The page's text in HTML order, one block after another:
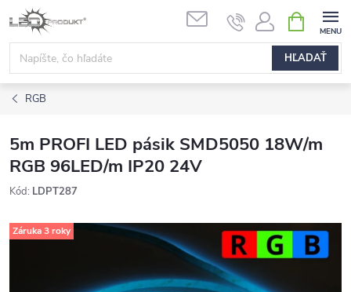
Prejsť
na
obsah
HĽADAŤ
KOŠÍK
RGB
5m PROFI LED pásik SMD5050 18W/m
RGB 96LED/m IP20 24V
Kód: LDPT287
Záruka 3 roky